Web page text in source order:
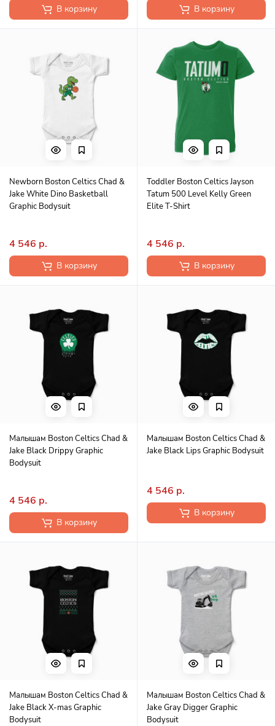
В корзину В корзину
Newborn Boston Celtics Chad &
Jake White Dino Basketball
Graphic Bodysuit
4 546 р.
В корзину
Toddler Boston Celtics Jayson
Tatum 500 Level Kelly Green
Elite T-Shirt
4 546 р.
В корзину
Малышам Boston Celtics Chad &
Jake Black Drippy Graphic
Bodysuit
4 546 р.
В корзину
Малышам Boston Celtics Chad &
Jake Black Lips Graphic Bodysuit
4 546 р.
В корзину
Малышам Boston Celtics Chad &
Jake Black X-mas Graphic
Bodysuit
Малышам Boston Celtics Chad &
Jake Gray Digger Graphic
Bodysuit